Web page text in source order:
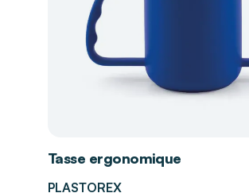
Tasse ergonomique
PLASTOREX